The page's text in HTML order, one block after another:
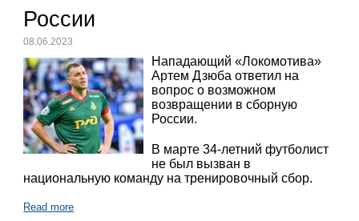
России
08.06.2023
Нападающий «Локомотива»
Артем Дзюба ответил на
вопрос о возможном
возвращении в сборную
России.
В марте 34-летний футболист
не был вызван в
национальную команду на тренировочный сбор.
Read more